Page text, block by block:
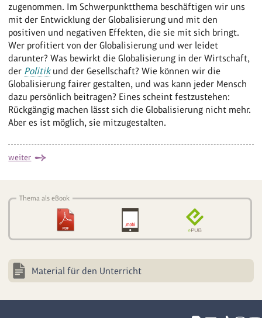
zugenommen. Im Schwerpunktthema beschäftigen wir uns
mit der Entwicklung der Globalisierung und mit den
positiven und negativen Effekten, die sie mit sich bringt.
Wer profitiert von der Globalisierung und wer leidet
darunter? Was bewirkt die Globalisierung in der Wirtschaft,
der Politikund der Gesellschaft? Wie können wir die
Globalisierung fairer gestalten, und was kann jeder Mensch
dazu persönlich beitragen? Eines scheint festzustehen:
Rückgängig machen lässt sich die Globalisierung nicht mehr.
Aber es ist möglich, sie mitzugestalten.
weiter
Thema als eBook
Material für den Unterricht